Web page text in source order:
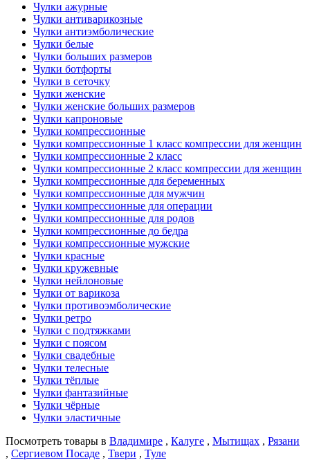
Чулки ажурные
Чулки антиварикозные
Чулки антиэмболические
Чулки белые
Чулки больших размеров
Чулки ботфорты
Чулки в сеточку
Чулки женские
Чулки женские больших размеров
Чулки капроновые
Чулки компрессионные
Чулки компрессионные 1 класс компрессии для женщин
Чулки компрессионные 2 класс
Чулки компрессионные 2 класс компрессии для женщин
Чулки компрессионные для беременных
Чулки компрессионные для мужчин
Чулки компрессионные для операции
Чулки компрессионные для родов
Чулки компрессионные до бедра
Чулки компрессионные мужские
Чулки красные
Чулки кружевные
Чулки нейлоновые
Чулки от варикоза
Чулки противоэмболические
Чулки ретро
Чулки с подтяжками
Чулки с поясом
Чулки свадебные
Чулки телесные
Чулки тёплые
Чулки фантазийные
Чулки чёрные
Чулки эластичные
Посмотреть товары в Владимире , Калуге , Мытищах , Рязани
, Сергиевом Посаде , Твери , Туле